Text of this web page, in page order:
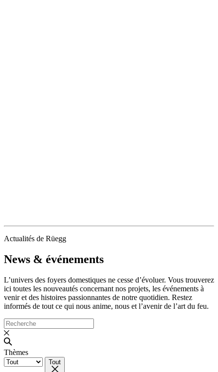
Actualités de Rüegg
News & événements
L’univers des foyers domestiques ne cesse d’évoluer. Vous trouverez
ici toutes les nouveautés concernant nos projets, les événements à
venir et des histoires passionnantes de notre quotidien. Restez
informés de tout ce qui nous anime, nous et l’avenir de l’art du feu.
Thèmes
Tout